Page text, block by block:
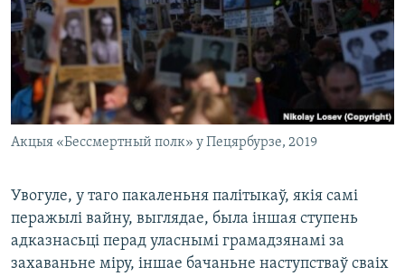
Акцыя «Бессмертный полк» у Пецярбурзе, 2019
Увогуле, у таго пакаленьня палітыкаў, якія самі
перажылі вайну, выглядае, была іншая ступень
адказнасьці перад уласнымі грамадзянамі за
захаваньне міру, іншае бачаньне наступстваў сваіх